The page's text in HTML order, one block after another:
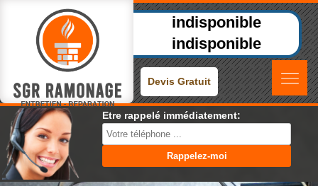
indisponible
indisponible
Devis Gratuit
Etre rappelé immédiatement: